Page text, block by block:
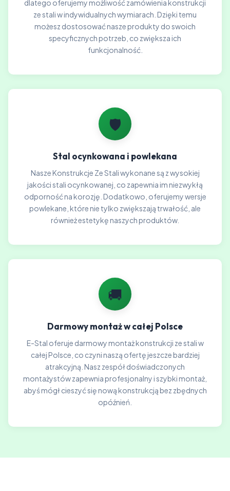
dlatego oferujemy możliwość zamówienia konstrukcji
ze stali w indywidualnych wymiarach. Dzięki temu
możesz dostosować nasze produkty do swoich
specyficznych potrzeb, co zwiększa ich
funkcjonalność.
🛡️
Stal ocynkowana i powlekana
Nasze Konstrukcje Ze Stali wykonane są z wysokiej
jakości stali ocynkowanej, co zapewnia im niezwykłą
odporność na korozję. Dodatkowo, oferujemy wersje
powlekane, które nie tylko zwiększają trwałość, ale
również estetykę naszych produktów.
🚚
Darmowy montaż w całej Polsce
E-Stal oferuje darmowy montaż konstrukcji ze stali w
całej Polsce, co czyni naszą ofertę jeszcze bardziej
atrakcyjną. Nasz zespół doświadczonych
montażystów zapewnia profesjonalny i szybki montaż,
abyś mógł cieszyć się nową konstrukcją bez zbędnych
opóźnień.